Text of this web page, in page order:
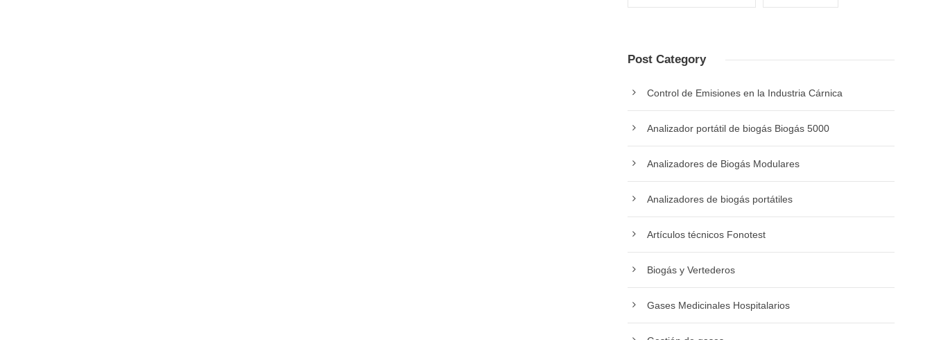
Post Category
Control de Emisiones en la Industria Cárnica
Analizador portátil de biogás Biogás 5000
Analizadores de Biogás Modulares
Analizadores de biogás portátiles
Artículos técnicos Fonotest
Biogás y Vertederos
Gases Medicinales Hospitalarios